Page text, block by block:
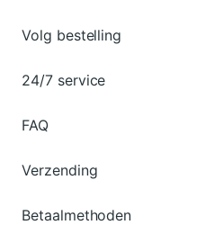
Volg bestelling
24/7 service
FAQ
Verzending
Betaalmethoden